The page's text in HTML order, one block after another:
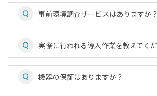
事前環境調査サービスはありますか？
実際に行われる導入作業を教えてくだ
機器の保証はありますか？